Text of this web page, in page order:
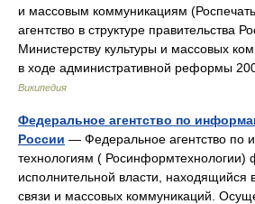
и массовым коммуникациям
агентство в структуре правительства
Министерству культуры и массовых
в ходе административной реформы
Википедия
Федеральное агентство по
России — Федеральное агентство по
технологиям ( Росинформтехнологии)
исполнительной власти, находящийся
связи и массовых коммуникаций.